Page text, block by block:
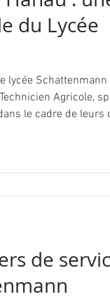
du Lycée
lycée Schattenmann
Agricole,
le cadre de leurs
Christkindel !
de